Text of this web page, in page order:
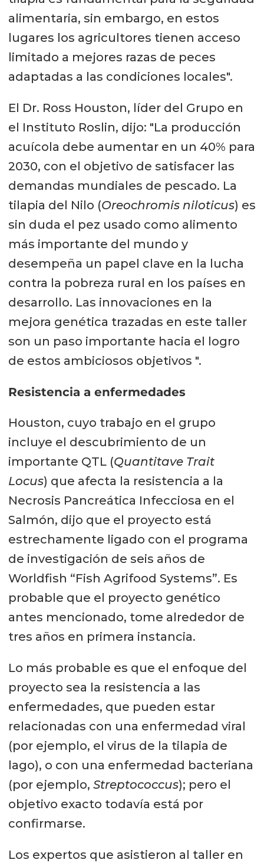
alimentaria, sin embargo, en estos
lugares los agricultores tienen acceso
limitado a mejores razas de peces
adaptadas a las condiciones locales".
El Dr. Ross Houston, líder del Grupo en
el Instituto Roslin, dijo: "La producción
acuícola debe aumentar en un 40% para
2030, con el objetivo de satisfacer las
demandas mundiales de pescado. La
tilapia del Nilo (Oreochromis niloticus) es
sin duda el pez usado como alimento
más importante del mundo y
desempeña un papel clave en la lucha
contra la pobreza rural en los países en
desarrollo. Las innovaciones en la
mejora genética trazadas en este taller
son un paso importante hacia el logro
de estos ambiciosos objetivos ".
Resistencia a enfermedades
Houston, cuyo trabajo en el grupo
incluye el descubrimiento de un
importante QTL (Quantitave Trait
Locus) que afecta la resistencia a la
Necrosis Pancreática Infecciosa en el
Salmón, dijo que el proyecto está
estrechamente ligado con el programa
de investigación de seis años de
Worldfish “Fish Agrifood Systems”. Es
probable que el proyecto genético
antes mencionado, tome alrededor de
tres años en primera instancia.
Lo más probable es que el enfoque del
proyecto sea la resistencia a las
enfermedades, que pueden estar
relacionadas con una enfermedad viral
(por ejemplo, el virus de la tilapia de
lago), o con una enfermedad bacteriana
(por ejemplo, Streptococcus); pero el
objetivo exacto todavía está por
confirmarse.
Los expertos que asistieron al taller en